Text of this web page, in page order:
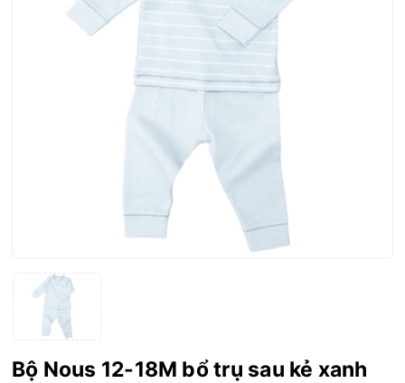
Bộ Nous 12-18M bổ trụ sau kẻ xanh